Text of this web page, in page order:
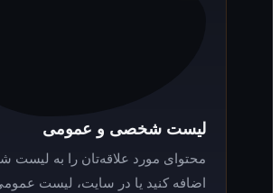
لیست شخصی و عمومی
محتوای مورد علاقه‌تان را به لیست شخصی
اضافه کنید یا در سایت، لیست عمومی برای